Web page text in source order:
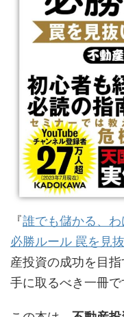
『誰でも儲かる、
必勝ルール 罠を見
産投資の成功を目
手に取るべき一冊で